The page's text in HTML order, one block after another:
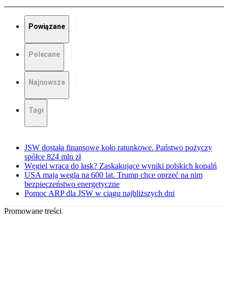
Powiązane
Polecane
Najnowsze
Tagi
JSW dostała finansowe koło ratunkowe. Państwo pożyczy
spółce 824 mln zł
Węgiel wraca do łask? Zaskakujące wyniki polskich kopalń
USA mają węgla na 600 lat. Trump chce oprzeć na nim
bezpieczeństwo energetyczne
Pomoc ARP dla JSW w ciągu najbliższych dni
Promowane treści